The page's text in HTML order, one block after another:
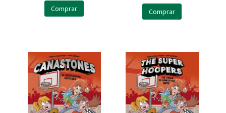
Comprar Comprar